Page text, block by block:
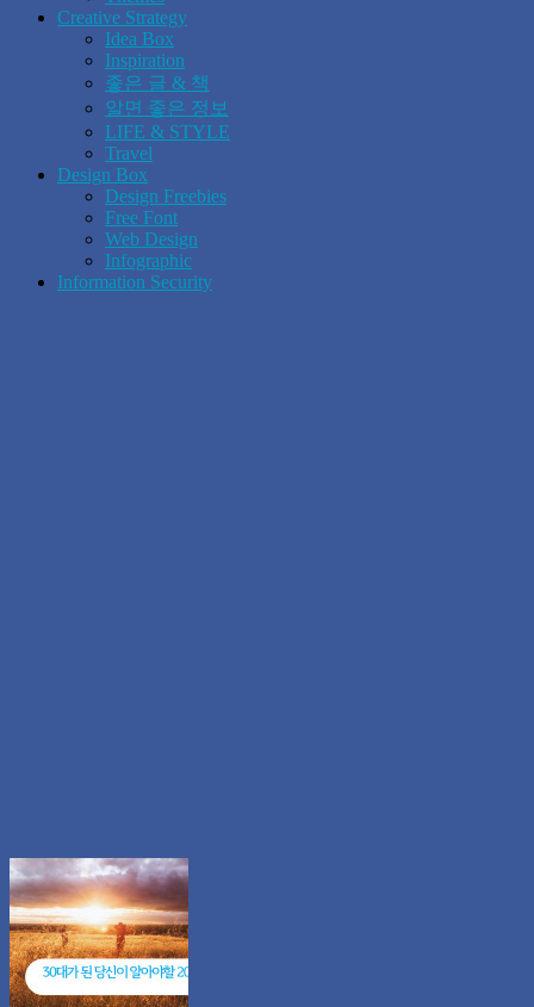
Creative Strategy
Idea Box
Inspiration
좋은 글 & 책
알면 좋은 정보
LIFE & STYLE
Travel
Design Box
Design Freebies
Free Font
Web Design
Infographic
Information Security